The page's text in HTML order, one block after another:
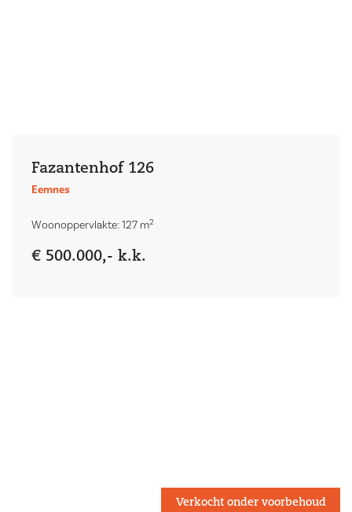
Fazantenhof 126
Eemnes
Woonoppervlakte: 127 m2
€ 500.000,- k.k.
Verkocht onder voorbehoud